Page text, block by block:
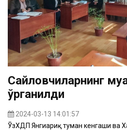
Сайловчиларнинг
ўрганилди
2024-03-13 14:01:57
ЎзХДП Янгиариқ туман кенгаши ва